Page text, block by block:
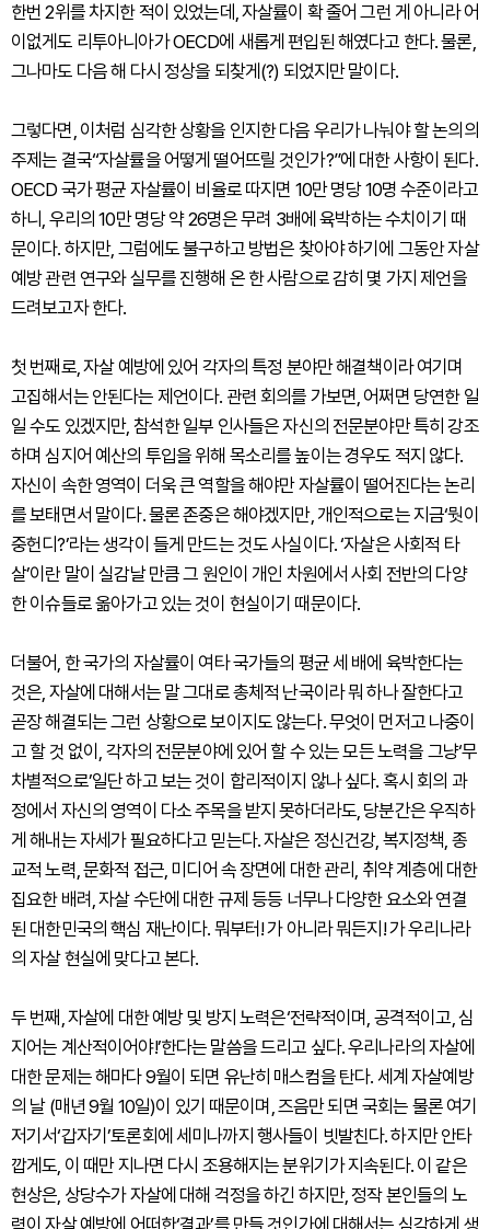
한번 2위를 차지한 적이 있었는데, 자살률이 확 줄어 그런 게 아니라 어
이없게도 리투아니아가 OECD에 새롭게 편입된 해였다고 한다. 물론,
그나마도 다음 해 다시 정상을 되찾게(?) 되었지만 말이다.
그렇다면, 이처럼 심각한 상황을 인지한 다음 우리가 나눠야 할 논의의
주제는 결국“자살률을 어떻게 떨어뜨릴 것인가?”에 대한 사항이 된다.
OECD 국가 평균 자살률이 비율로 따지면 10만 명당 10명 수준이라고
하니, 우리의 10만 명당 약 26명은 무려 3배에 육박하는 수치이기 때
문이다. 하지만, 그럼에도 불구하고 방법은 찾아야 하기에 그동안 자살
예방 관련 연구와 실무를 진행해 온 한 사람으로 감히 몇 가지 제언을
드려보고자 한다.
첫 번째로, 자살 예방에 있어 각자의 특정 분야만 해결책이라 여기며
고집해서는 안된다는 제언이다. 관련 회의를 가보면, 어쩌면 당연한 일
일 수도 있겠지만, 참석한 일부 인사들은 자신의 전문분야만 특히 강조
하며 심지어 예산의 투입을 위해 목소리를 높이는 경우도 적지 않다.
자신이 속한 영역이 더욱 큰 역할을 해야만 자살률이 떨어진다는 논리
를 보태면서 말이다. 물론 존중은 해야겠지만, 개인적으로는 지금‘뭣이
중헌디?’라는 생각이 들게 만드는 것도 사실이다. ‘자살은 사회적 타
살’이란 말이 실감날 만큼 그 원인이 개인 차원에서 사회 전반의 다양
한 이슈들로 옮아가고 있는 것이 현실이기 때문이다.
더불어, 한 국가의 자살률이 여타 국가들의 평균 세 배에 육박한다는
것은, 자살에 대해서는 말 그대로 총체적 난국이라 뭐 하나 잘한다고
곧장 해결되는 그런 상황으로 보이지도 않는다. 무엇이 먼저고 나중이
고 할 것 없이, 각자의 전문분야에 있어 할 수 있는 모든 노력을 그냥‘무
차별적으로’일단 하고 보는 것이 합리적이지 않나 싶다. 혹시 회의 과
정에서 자신의 영역이 다소 주목을 받지 못하더라도, 당분간은 우직하
게 해내는 자세가 필요하다고 믿는다. 자살은 정신건강, 복지정책, 종
교적 노력, 문화적 접근, 미디어 속 장면에 대한 관리, 취약 계층에 대한
집요한 배려, 자살 수단에 대한 규제 등등 너무나 다양한 요소와 연결
된 대한민국의 핵심 재난이다. 뭐부터! 가 아니라 뭐든지! 가 우리나라
의 자살 현실에 맞다고 본다.
두 번째, 자살에 대한 예방 및 방지 노력은‘전략적이며, 공격적이고, 심
지어는 계산적이어야!’한다는 말씀을 드리고 싶다. 우리나라의 자살에
대한 문제는 해마다 9월이 되면 유난히 매스컴을 탄다. 세계 자살예방
의 날 (매년 9월 10일)이 있기 때문이며, 즈음만 되면 국회는 물론 여기
저기서‘갑자기’토론회에 세미나까지 행사들이 빗발친다. 하지만 안타
깝게도, 이 때만 지나면 다시 조용해지는 분위기가 지속된다. 이 같은
현상은, 상당수가 자살에 대해 걱정을 하긴 하지만, 정작 본인들의 노
력이 자살 예방에 어떠한‘결과’를 만들 것인가에 대해서는 심각하게 생